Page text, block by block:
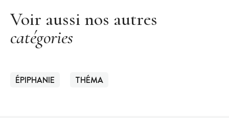
Voir aussi nos autres
catégories
ÉPIPHANIE THÉMA